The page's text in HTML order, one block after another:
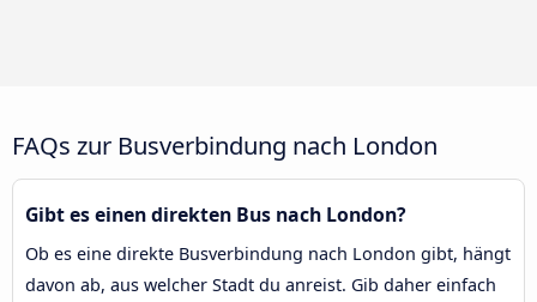
FAQs zur Busverbindung nach London
Gibt es einen direkten Bus nach London?
Ob es eine direkte Busverbindung nach London gibt, hängt
davon ab, aus welcher Stadt du anreist. Gib daher einfach